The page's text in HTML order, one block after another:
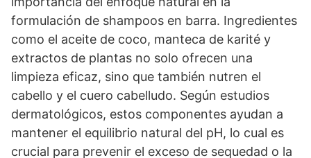
formulación de shampoos en barra. Ingredientes
como el aceite de coco, manteca de karité y
extractos de plantas no solo ofrecen una
limpieza eficaz, sino que también nutren el
cabello y el cuero cabelludo. Según estudios
dermatológicos, estos componentes ayudan a
mantener el equilibrio natural del pH, lo cual es
crucial para prevenir el exceso de sequedad o la